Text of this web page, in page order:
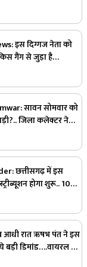
इस दिग्गज नेता को
गैंग से जुड़ा है
सावन सोमवार को
जिला कलेक्टर ने
छत्तीसगढ़ में इस
होगा शुरू.. 10
में डिलीवरी भी
आधी रात ऋषभ पंत ने इस
बड़ी डिमांड….वायरल हो